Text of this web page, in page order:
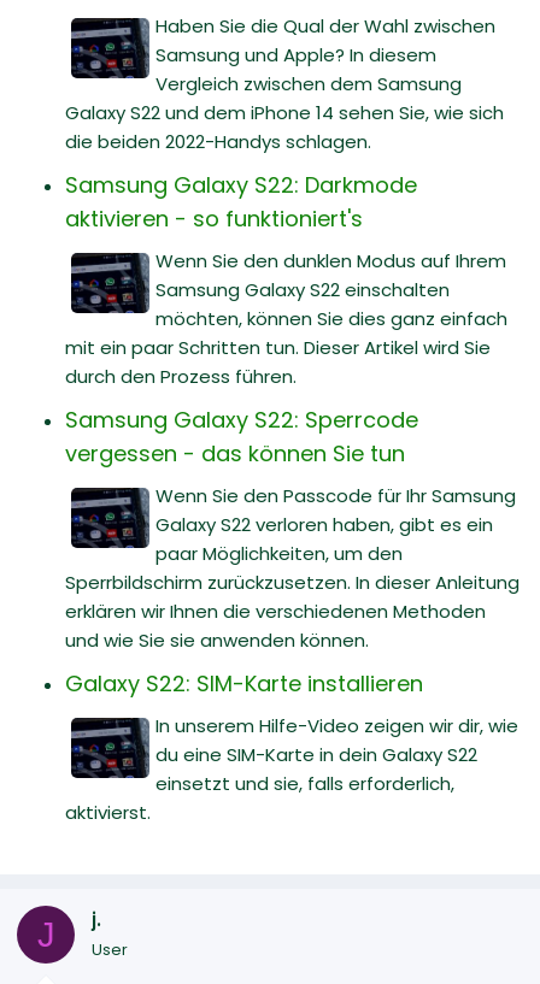
Haben Sie die Qual der Wahl zwischen
Samsung und Apple? In diesem
Vergleich zwischen dem Samsung
Galaxy S22 und dem iPhone 14 sehen Sie, wie sich
die beiden 2022-Handys schlagen.
Samsung Galaxy S22: Darkmode
aktivieren - so funktioniert's
Wenn Sie den dunklen Modus auf Ihrem
Samsung Galaxy S22 einschalten
möchten, können Sie dies ganz einfach
mit ein paar Schritten tun. Dieser Artikel wird Sie
durch den Prozess führen.
Samsung Galaxy S22: Sperrcode
vergessen - das können Sie tun
Wenn Sie den Passcode für Ihr Samsung
Galaxy S22 verloren haben, gibt es ein
paar Möglichkeiten, um den
Sperrbildschirm zurückzusetzen. In dieser Anleitung
erklären wir Ihnen die verschiedenen Methoden
und wie Sie sie anwenden können.
Galaxy S22: SIM-Karte installieren
In unserem Hilfe-Video zeigen wir dir, wie
du eine SIM-Karte in dein Galaxy S22
einsetzt und sie, falls erforderlich,
aktivierst.
J j.
User